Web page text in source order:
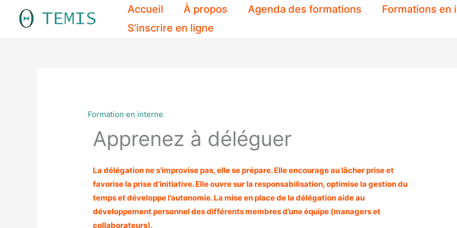
Accueil À propos Agenda des formations
Formations en
S’inscrire en ligne
Formation en interne
Apprenez à déléguer
La délégation ne s’improvise pas, elle se prépare. Elle encourage au lâcher prise et
favorise la prise d’initiative. Elle ouvre sur la responsabilisation, optimise la gestion du
temps et développe l’autonomie. La mise en place de la délégation aide au
développement personnel des différents membres d’une équipe (managers et
collaborateurs).